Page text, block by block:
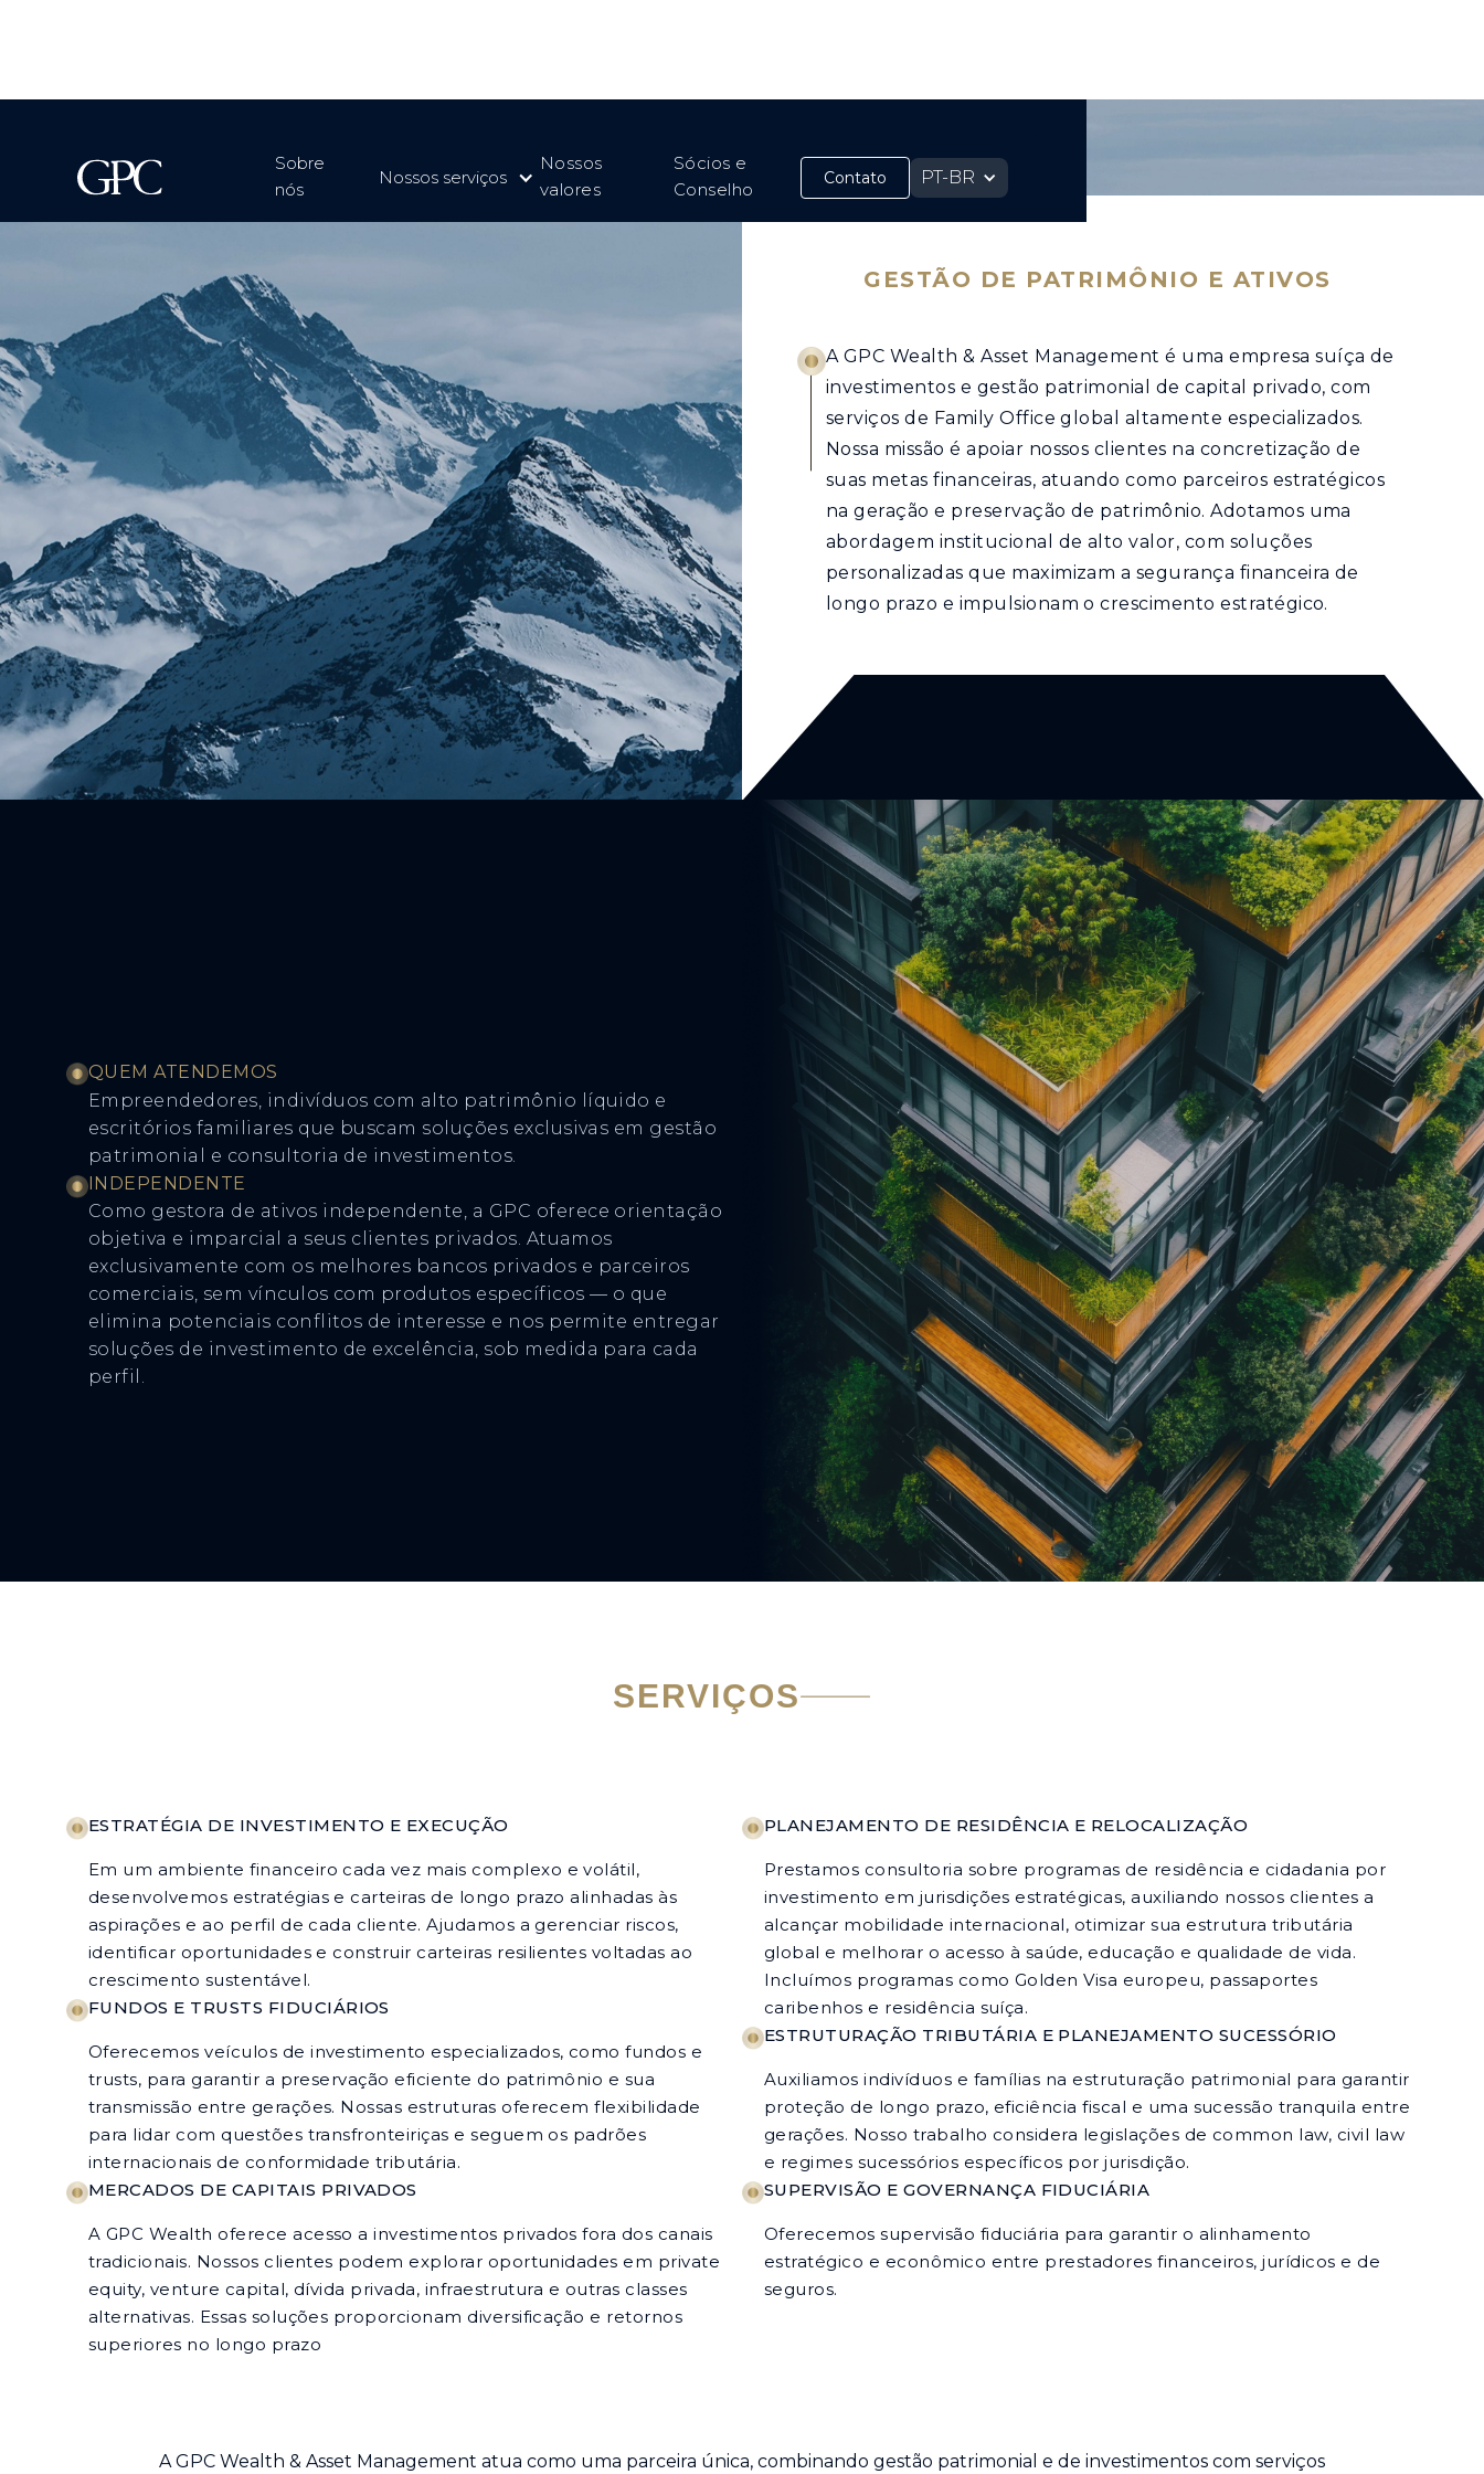
Sobre
nós
Nossos serviços
Nossos
valores
Sócios e
Conselho
Contato PT-BR
GESTÃO DE PATRIMÔNIO E ATIVOS
A GPC Wealth & Asset Management é uma empresa suíça de
investimentos e gestão patrimonial de capital privado, com
serviços de Family Office global altamente especializados.
Nossa missão é apoiar nossos clientes na concretização de
suas metas financeiras, atuando como parceiros estratégicos
na geração e preservação de patrimônio. Adotamos uma
abordagem institucional de alto valor, com soluções
personalizadas que maximizam a segurança financeira de
longo prazo e impulsionam o crescimento estratégico.
QUEM ATENDEMOS
Empreendedores, indivíduos com alto patrimônio líquido e
escritórios familiares que buscam soluções exclusivas em gestão
patrimonial e consultoria de investimentos.
INDEPENDENTE
Como gestora de ativos independente, a GPC oferece orientação
objetiva e imparcial a seus clientes privados. Atuamos
exclusivamente com os melhores bancos privados e parceiros
comerciais, sem vínculos com produtos específicos — o que
elimina potenciais conflitos de interesse e nos permite entregar
soluções de investimento de excelência, sob medida para cada
perfil.
SERVIÇOS
ESTRATÉGIA DE INVESTIMENTO E EXECUÇÃO
Em um ambiente financeiro cada vez mais complexo e volátil,
desenvolvemos estratégias e carteiras de longo prazo alinhadas às
aspirações e ao perfil de cada cliente. Ajudamos a gerenciar riscos,
identificar oportunidades e construir carteiras resilientes voltadas ao
crescimento sustentável.
FUNDOS E TRUSTS FIDUCIÁRIOS
Oferecemos veículos de investimento especializados, como fundos e
trusts, para garantir a preservação eficiente do patrimônio e sua
transmissão entre gerações. Nossas estruturas oferecem flexibilidade
para lidar com questões transfronteiriças e seguem os padrões
internacionais de conformidade tributária.
MERCADOS DE CAPITAIS PRIVADOS
A GPC Wealth oferece acesso a investimentos privados fora dos canais
tradicionais. Nossos clientes podem explorar oportunidades em private
equity, venture capital, dívida privada, infraestrutura e outras classes
alternativas. Essas soluções proporcionam diversificação e retornos
superiores no longo prazo
PLANEJAMENTO DE RESIDÊNCIA E RELOCALIZAÇÃO
Prestamos consultoria sobre programas de residência e cidadania por
investimento em jurisdições estratégicas, auxiliando nossos clientes a
alcançar mobilidade internacional, otimizar sua estrutura tributária
global e melhorar o acesso à saúde, educação e qualidade de vida.
Incluímos programas como Golden Visa europeu, passaportes
caribenhos e residência suíça.
ESTRUTURAÇÃO TRIBUTÁRIA E PLANEJAMENTO SUCESSÓRIO
Auxiliamos indivíduos e famílias na estruturação patrimonial para garantir
proteção de longo prazo, eficiência fiscal e uma sucessão tranquila entre
gerações. Nosso trabalho considera legislações de common law, civil law
e regimes sucessórios específicos por jurisdição.
SUPERVISÃO E GOVERNANÇA FIDUCIÁRIA
Oferecemos supervisão fiduciária para garantir o alinhamento
estratégico e econômico entre prestadores financeiros, jurídicos e de
seguros.
A GPC Wealth & Asset Management atua como uma parceira única, combinando gestão patrimonial e de investimentos com serviços